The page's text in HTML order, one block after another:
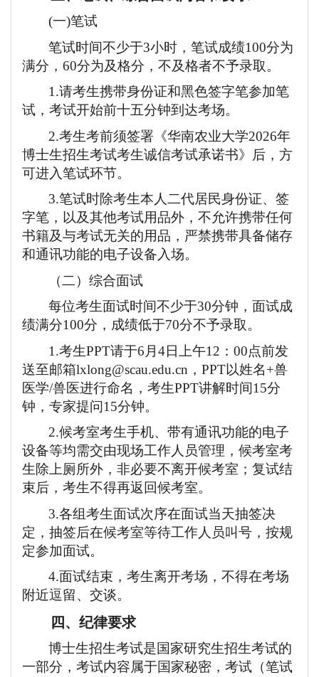
(一)笔试
笔试时间不少于3小时，笔试成绩100分为
满分，60分为及格分，不及格者不予录取。
1.请考生携带身份证和黑色签字笔参加笔
试，考试开始前十五分钟到达考场。
2.考生考前须签署《华南农业大学2026年
博士生招生考试考生诚信考试承诺书》后，方
可进入笔试环节。
3.笔试时除考生本人二代居民身份证、签
字笔，以及其他考试用品外，不允许携带任何
书籍及与考试无关的用品，严禁携带具备储存
和通讯功能的电子设备入场。
（二） 综合面试
每位考生面试时间不少于30分钟，面试成
绩满分100分，成绩低于70分不予录取。
1.考生PPT请于6月4日上午12：00点前发
送至邮箱lxlong@scau.edu.cn ， PPT以姓名+兽
医学/兽医进行命名，考生PPT讲解时间15分
钟 ， 专家提问15分钟。
2.候考室考生手机、带有通讯功能的电子
设备等均需交由现场工作人员管理，候考室考
生除上厕所外，非必要不离开候考室；复试结
束后，考生不得再返回候考室。
3.各组考生面试次序在面试当天抽签决
定，抽签后在候考室等待工作人员叫号，按规
定参加面试。
4.面试结束，考生离开考场，不得在考场
附近逗留、交谈。
四、纪律要求
博士生招生考试是国家研究生招生考试的
一部分，考试内容属于国家秘密，考试（笔试